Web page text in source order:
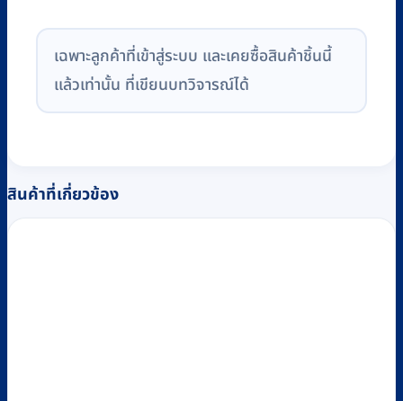
เฉพาะลูกค้าที่เข้าสู่ระบบ และเคยซื้อสินค้าชิ้นนี้
แล้วเท่านั้น ที่เขียนบทวิจารณ์ได้
สินค้าที่เกี่ยวข้อง